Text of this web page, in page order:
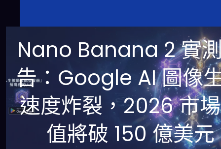
Nano Banana 2 實
告：Google AI 圖像
速度炸裂，2026 市
值將破 150 億美元